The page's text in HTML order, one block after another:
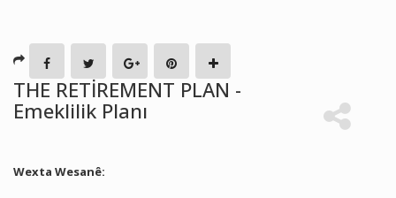
THE RETİREMENT PLAN -
Emeklilik Planı
Wexta Wesanê: